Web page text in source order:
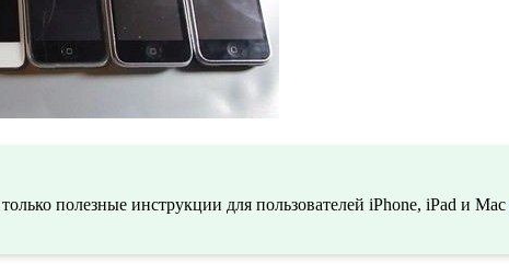
полезные инструкции для пользователей iPhone, iPad и Mac